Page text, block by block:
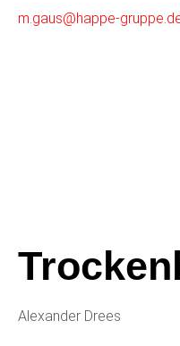
m.gaus@happe-
Alexander Drees